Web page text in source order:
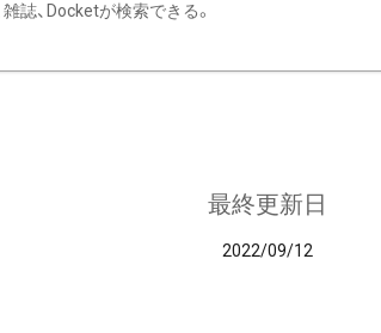
雑誌、Docketが検索できる。
最終更新日
2022/09/12